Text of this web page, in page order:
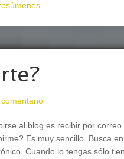
al blog es recibir por
Es muy sencillo. Busca
Cuando lo tengas sólo